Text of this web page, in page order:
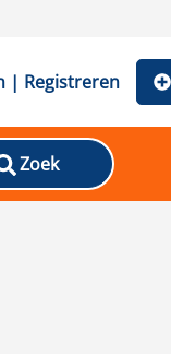
| Registreren
Zoek